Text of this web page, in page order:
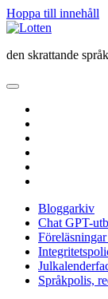
Hoppa till innehåll
Lotten
den skrattande
öppna
meny
Bloggarkiv
Chat GPT-
Språkpolis,